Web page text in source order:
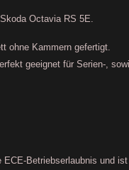
Octavia RS 5E.
ohne Kammern gefertigt.
geeignet für Serien-,
Betriebserlaubnis und